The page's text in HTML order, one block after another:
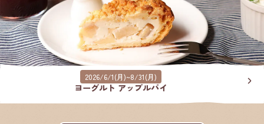
2026/6/1(月)~8/31(月)
ヨーグルト アップルパイ